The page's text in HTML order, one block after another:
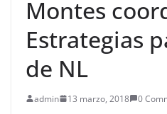
Montes
Estrategias
de NL
admin 13 marzo, 2018 0